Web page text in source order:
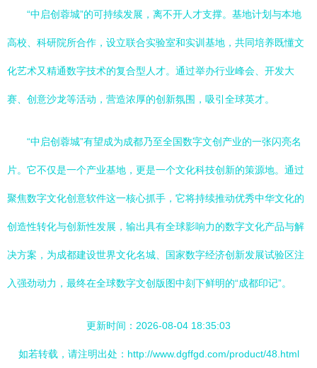
“中启创蓉城”的可持续发展，离不开人才支撑。基地计划与本地
高校、科研院所合作，设立联合实验室和实训基地，共同培养既懂文
化艺术又精通数字技术的复合型人才。通过举办行业峰会、开发大
赛、创意沙龙等活动，营造浓厚的创新氛围，吸引全球英才。
“中启创蓉城”有望成为成都乃至全国数字文创产业的一张闪亮名
片。它不仅是一个产业基地，更是一个文化科技创新的策源地。通过
聚焦数字文化创意软件这一核心抓手，它将持续推动优秀中华文化的
创造性转化与创新性发展，输出具有全球影响力的数字文化产品与解
决方案，为成都建设世界文化名城、国家数字经济创新发展试验区注
入强劲动力，最终在全球数字文创版图中刻下鲜明的“成都印记”。
更新时间：2026-08-04 18:35:03
如若转载，请注明出处：http://www.dgffgd.com/product/48.html